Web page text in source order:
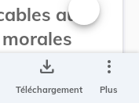
aux
Changer la
save_alt
Téléchargement
more_vert
Plus